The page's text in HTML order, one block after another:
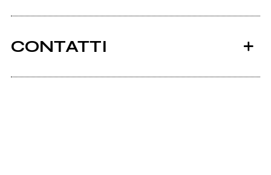
CONTATTI